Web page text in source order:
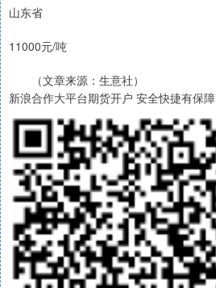
山东省
11000元/吨
（文章来源：生意社）
新浪合作大平台期货开户 安全快捷有保障